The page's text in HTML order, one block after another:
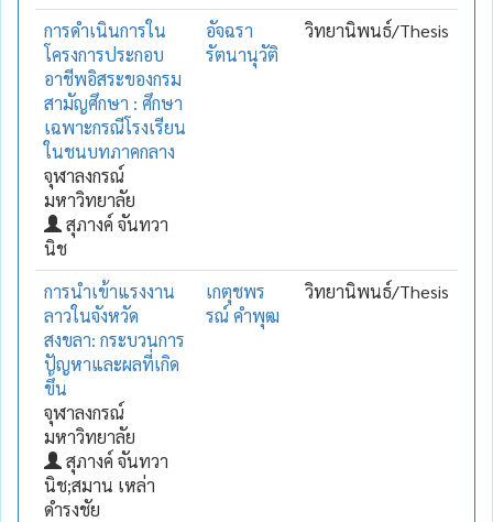
การดำเนินการใน
โครงการประกอบ
อาชีพอิสระของกรม
สามัญศึกษา : ศึกษา
เฉพาะกรณีโรงเรียน
ในชนบทภาคกลาง
จุฬาลงกรณ์
มหาวิทยาลัย
สุภางค์ จันทวา
นิช
อัจฉรา
รัตนานุวัติ
วิทยานิพนธ์/Thesis
การนำเข้าแรงงาน
ลาวในจังหวัด
สงขลา: กระบวนการ
ปัญหาและผลที่เกิด
ขึ้น
จุฬาลงกรณ์
มหาวิทยาลัย
สุภางค์ จันทวา
นิช;สมาน เหล่า
ดำรงชัย
เกตุชพร
รณ์ คำพุฒ
วิทยานิพนธ์/Thesis